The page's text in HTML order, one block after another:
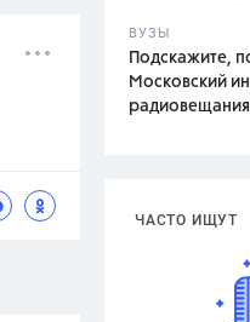
ВУЗЫ
Подскажите,
Московский
ЧАСТО ИЩУТ